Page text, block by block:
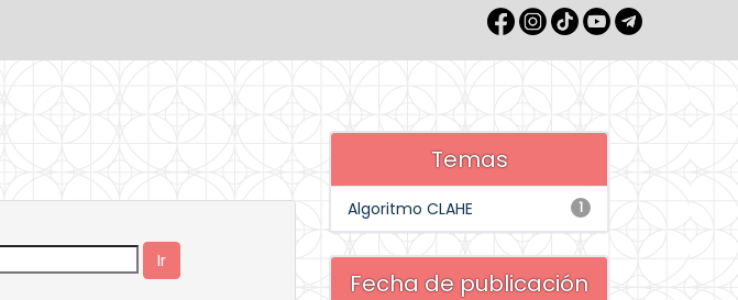
Temas
1
Algoritmo CLAHE
Fecha de publicación